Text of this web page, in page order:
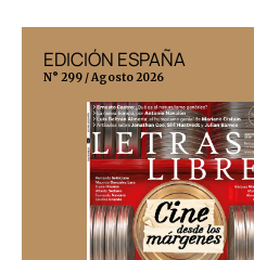
EDICIÓN ESPAÑA
N° 299 / Agosto 2026